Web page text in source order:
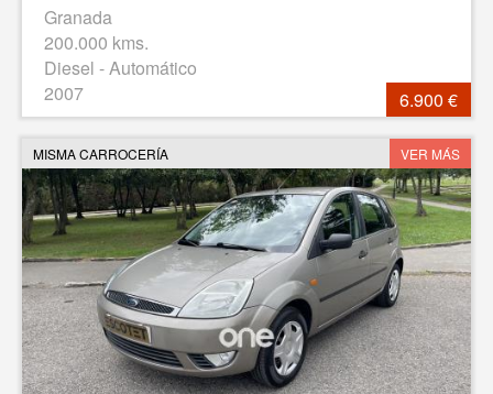
Granada
200.000 kms.
Diesel - Automático
2007
6.900 €
MISMA CARROCERÍA VER MÁS